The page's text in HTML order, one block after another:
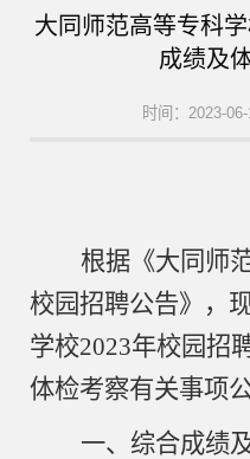
大同师范高等专科
成绩及
时间：2023-
根据《大同师
校园招聘公告》，
学校2023年校园招
体检考察有关事项
一、综合成绩